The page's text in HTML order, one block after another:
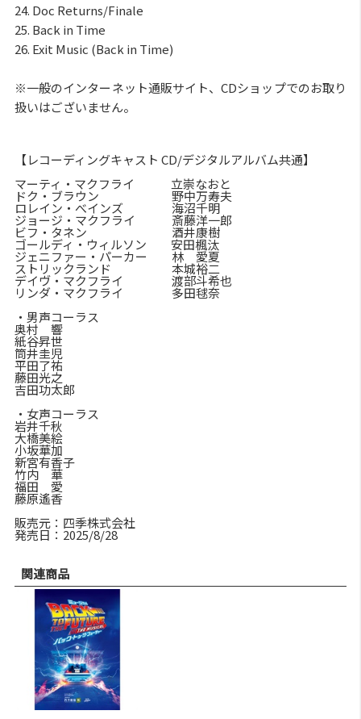
24. Doc Returns/Finale
25. Back in Time
26. Exit Music (Back in Time)
※一般のインターネット通販サイト、CDショップでのお取り
扱いはございません。
【レコーディングキャスト CD/デジタルアルバム共通】
マーティ・マクフライ 立崇なおと
ドク・ブラウン 野中万寿夫
ロレイン・べインズ 海沼千明
ジョージ・マクフライ 斎藤洋一郎
ビフ・タネン 酒井康樹
ゴールディ・ウィルソン 安田楓汰
ジェニファー・パーカー 林 愛夏
ストリックランド 本城裕二
デイヴ・マクフライ 渡部斗希也
リンダ・マクフライ 多田毬奈
・男声コーラス
奥村 響
紙谷昇世
筒井圭児
平田了祐
藤田光之
吉田功太郎
・女声コーラス
岩井千秋
大橋美絵
小坂華加
新宮有香子
竹内 華
福田 愛
藤原遙香
販売元：四季株式会社
発売日：2025/8/28
関連商品